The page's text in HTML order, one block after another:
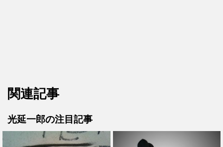
関連記事
光延一郎の注目記事